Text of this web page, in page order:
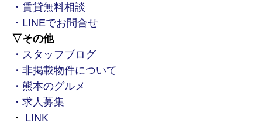
・賃貸無料相談
・LINEでお問合せ
▽その他
・スタッフブログ
・非掲載物件について
・熊本のグルメ
・求人募集
・ LINK